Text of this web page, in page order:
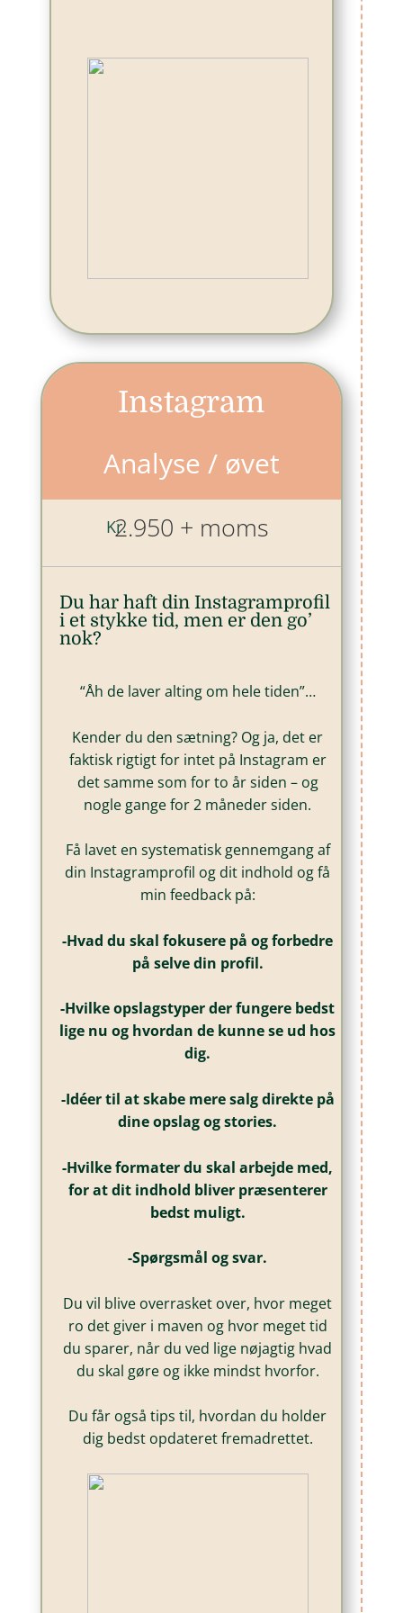
Instagram
Analyse / øvet
Kr.
2.950 + moms
Du har haft din Instagramprofil
i et stykke tid, men er den go’
nok?
“Åh de laver alting om hele tiden”…
Kender du den sætning? Og ja, det er
faktisk rigtigt for intet på Instagram er
det samme som for to år siden – og
nogle gange for 2 måneder siden.
Få lavet en systematisk gennemgang af
din Instagramprofil og dit indhold og få
min feedback på:
-Hvad du skal fokusere på og forbedre
på selve din profil.
-Hvilke opslagstyper der fungere bedst
lige nu og hvordan de kunne se ud hos
dig.
-Idéer til at skabe mere salg direkte på
dine opslag og stories.
-Hvilke formater du skal arbejde med,
for at dit indhold bliver præsenterer
bedst muligt.
-Spørgsmål og svar.
Du vil blive overrasket over, hvor meget
ro det giver i maven og hvor meget tid
du sparer, når du ved lige nøjagtig hvad
du skal gøre og ikke mindst hvorfor.
Du får også tips til, hvordan du holder
dig bedst opdateret fremadrettet.